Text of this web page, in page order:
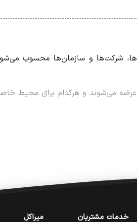
شرکت‌ها و سازمان‌ها محسوب
عرضه می‌شوند و هرکدام برای محیط
خدمات مشتریان میراکل